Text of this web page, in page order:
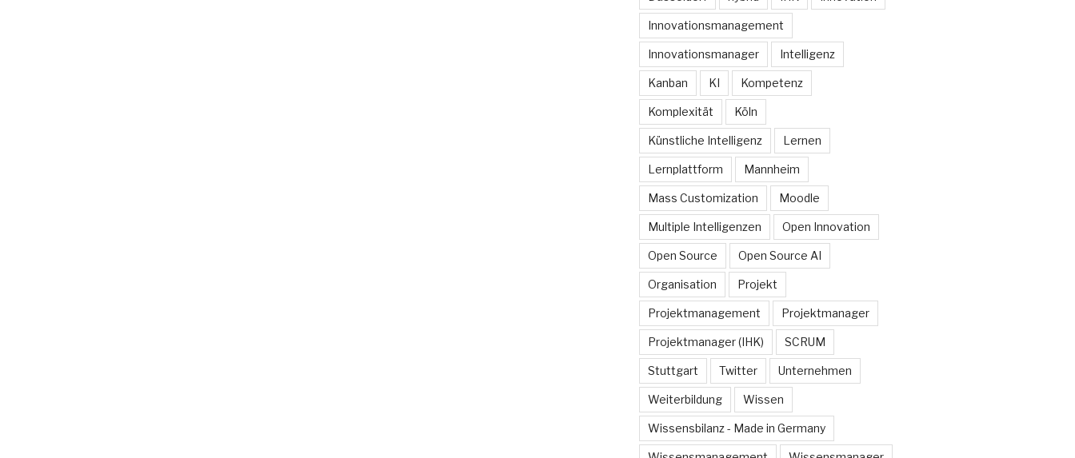
Innovationsmanagement
Innovationsmanager Intelligenz
Kanban KI Kompetenz
Komplexität Köln
Künstliche Intelligenz Lernen
Lernplattform Mannheim
Mass Customization Moodle
Multiple Intelligenzen Open Innovation
Open Source Open Source AI
Organisation Projekt
Projektmanagement Projektmanager
Projektmanager (IHK) SCRUM
Stuttgart Twitter Unternehmen
Weiterbildung Wissen
Wissensbilanz - Made in Germany